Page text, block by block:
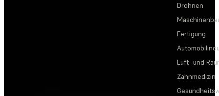
Drohnen
Fertigung
Luft- und
Zahnmedizin